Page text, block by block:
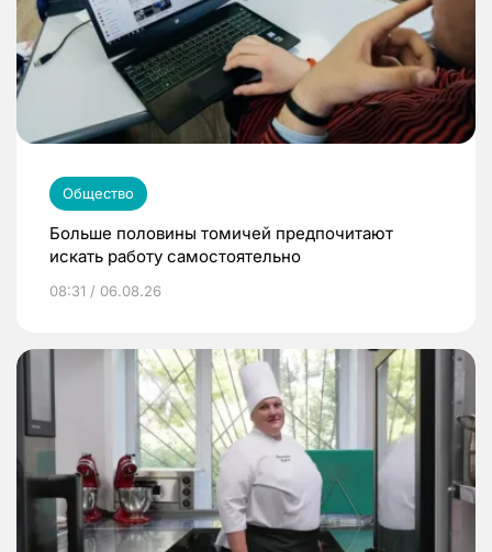
Общество
Больше половины томичей предпочитают
искать работу самостоятельно
08:31 / 06.08.26